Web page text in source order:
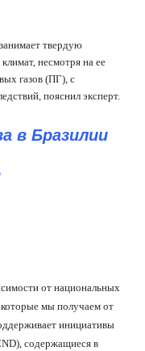
твердую
несмотря на ее
газов (ПГ), с
пояснил эксперт.
в Бразилии
от национальных
которые мы получаем от
инициативы
), содержащиеся в